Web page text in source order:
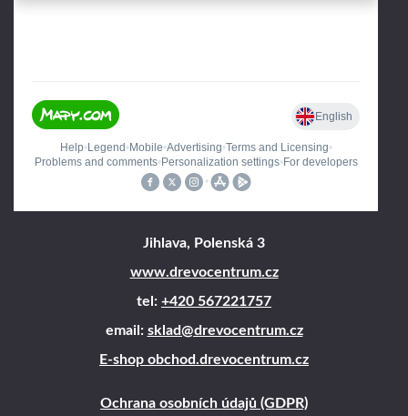
Jihlava, Polenská 3
www.drevocentrum.cz
tel: +420 567221757
email: sklad@drevocentrum.cz
E-shop obchod.drevocentrum.cz
Ochrana osobních údajů (GDPR)